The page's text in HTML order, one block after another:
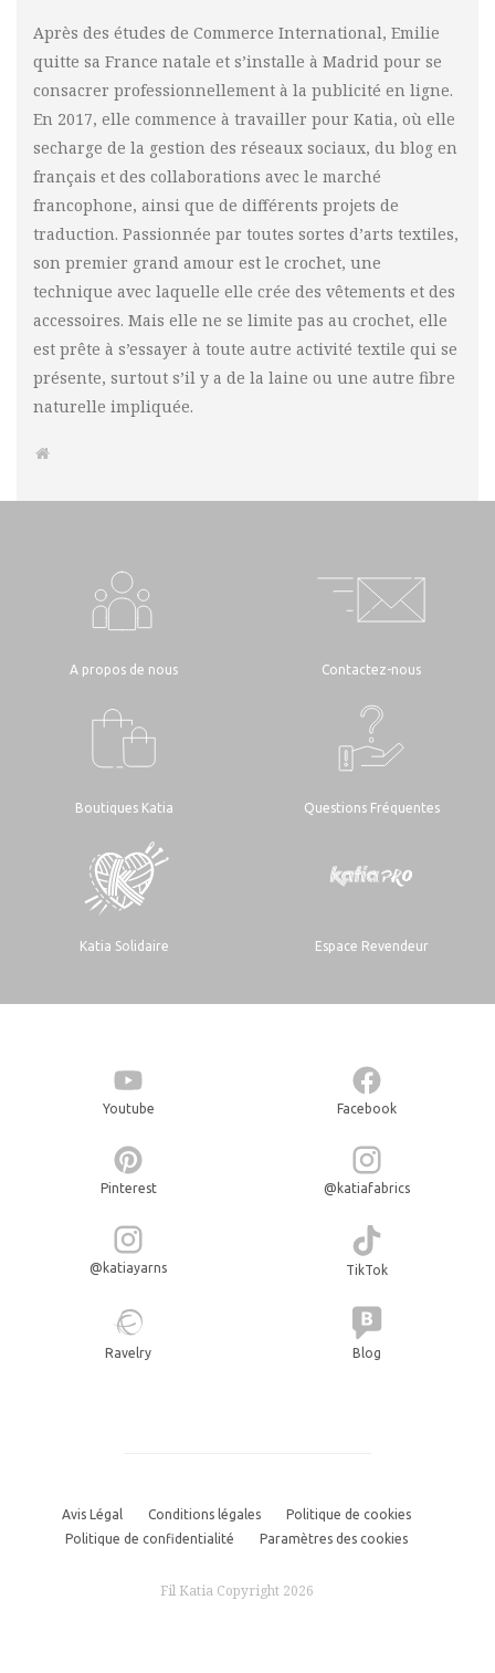
Après des études de Commerce International, Emilie
quitte sa France natale et s’installe à Madrid pour se
consacrer professionnellement à la publicité en ligne.
En 2017, elle commence à travailler pour Katia, où elle
secharge de la gestion des réseaux sociaux, du blog en
français et des collaborations avec le marché
francophone, ainsi que de différents projets de
traduction. Passionnée par toutes sortes d’arts textiles,
son premier grand amour est le crochet, une
technique avec laquelle elle crée des vêtements et des
accessoires. Mais elle ne se limite pas au crochet, elle
est prête à s’essayer à toute autre activité textile qui se
présente, surtout s’il y a de la laine ou une autre fibre
naturelle impliquée.
A propos de nous Contactez-nous
Boutiques Katia Questions Fréquentes
Katia Solidaire Espace Revendeur
Youtube Facebook
Pinterest @katiafabrics
@katiayarns TikTok
Ravelry Blog
Avis Légal Conditions légales
Politique de cookies
Politique de confidentialité
Paramètres des cookies
Fil Katia Copyright 2026